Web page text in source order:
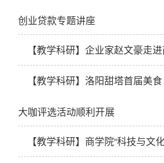
创业贷款专题讲座
【教学科研】企业家赵文豪走
【教学科研】洛阳甜塔首届美食
大咖评选活动顺利开展
【教学科研】商学院“科技与文